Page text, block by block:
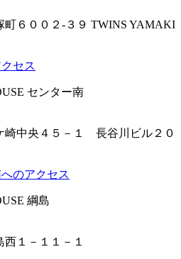
町６００２-３９ TWINS YAMAKI
セス
センター南
崎中央４５－１ 長谷川ビル２０
のアクセス
綱島
１－１１－１